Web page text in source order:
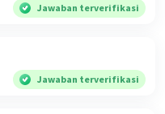
Jawaban terverifikasi
Jawaban terverifikasi